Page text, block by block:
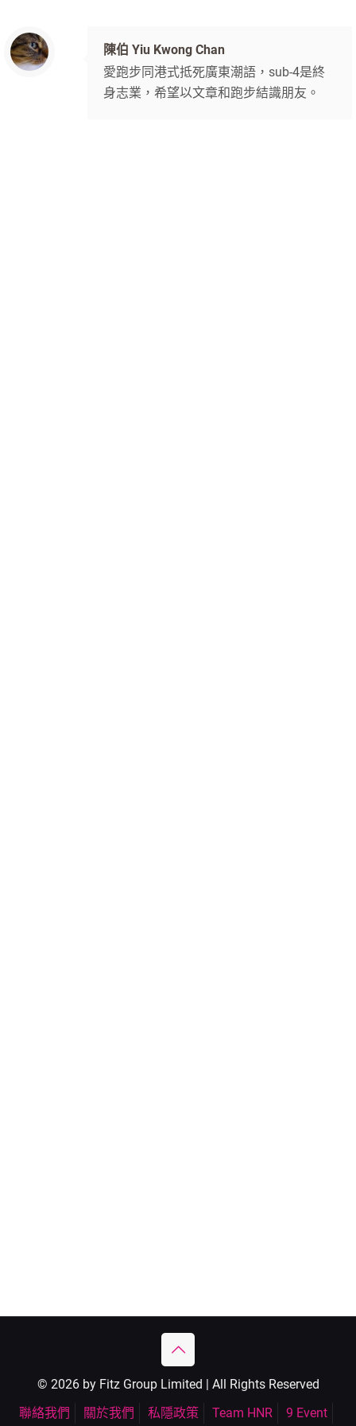
陳伯 Yiu Kwong Chan
愛跑步同港式抵死廣東潮語，sub-4是終
身志業，希望以文章和跑步結識朋友。
© 2026 by Fitz Group Limited | All Rights Reserved
聯絡我們
關於我們 私隱政策 Team HNR 9 Event